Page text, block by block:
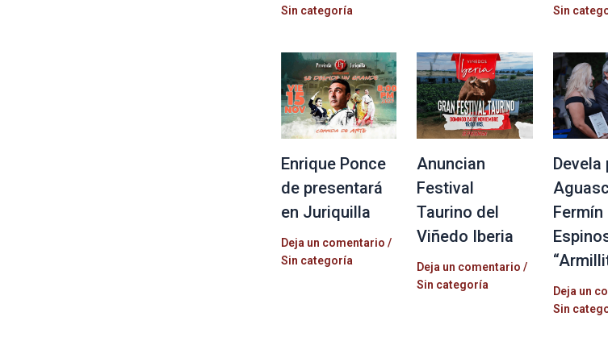
Sin categoría
Sin
Enrique Ponce
de presentará
en Juriquilla
Deja un comentario /
Sin categoría
Anuncian
Festival
Taurino del
Viñedo Iberia
Deja un comentario /
Sin categoría
Devela
Fermín
Deja un
Sin